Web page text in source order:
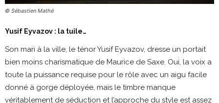
© Sébastien Mathé
Yusif Eyvazov : la tuile…
Son mari à la ville, le ténor Yusif Eyvazov, dresse un portait
bien moins charismatique de Maurice de Saxe. Oui, la voix a
toute la puissance requise pour le rôle avec un aigu facile
donné à gorge déployée, mais le timbre manque
véritablement de séduction et l’approche du style est assez